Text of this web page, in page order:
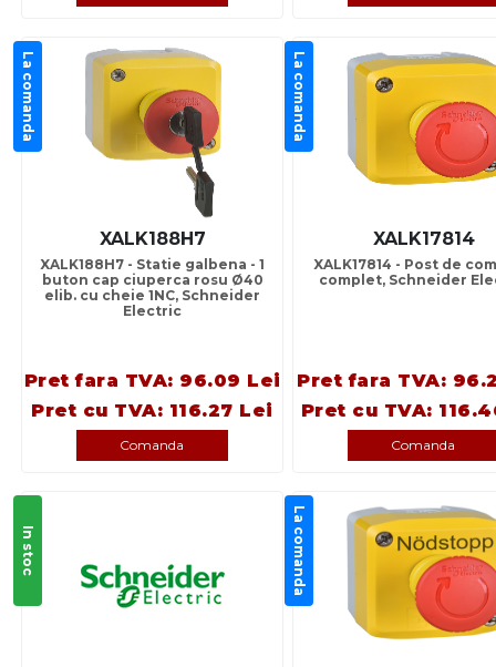
La comanda
XALK188H7
XALK188H7 - Statie galbena - 1
buton cap ciuperca rosu Ø40
elib. cu cheie 1NC, Schneider
Electric
Pret fara TVA: 96.09 Lei
Pret cu TVA: 116.27 Lei
Comanda
La comanda
XALK17814
XALK17814 - Post de
complet, Schneider
Pret fara TVA:
Pret cu TVA:
Comanda
In stoc La comanda